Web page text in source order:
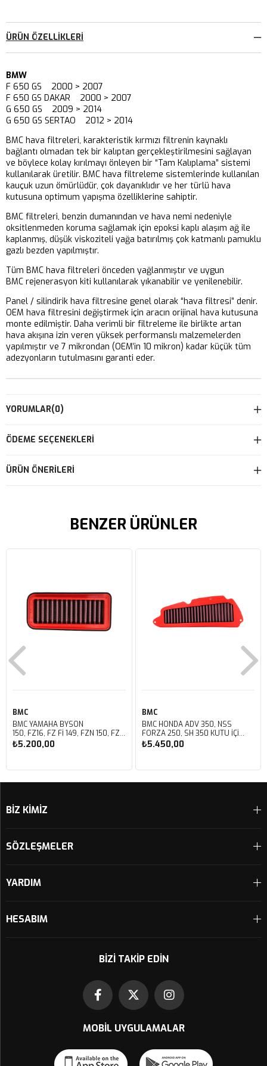
ÜRÜN ÖZELLIKLERI
BMW
F 650 GS 2000 > 2007
F 650 GS DAKAR 2000 > 2007
G 650 GS 2009 > 2014
G 650 GS SERTAO 2012 > 2014
BMC hava filtreleri, karakteristik kırmızı filtrenin kaynaklı
bağlantı olmadan tek bir kalıptan gerçekleştirilmesini sağlayan
ve böylece kolay kırılmayı önleyen bir “Tam Kalıplama” sistemi
kullanılarak üretilir. BMC hava filtreleme sistemlerinde kullanılan
kauçuk uzun ömürlüdür, çok dayanıklıdır ve her türlü hava
kutusuna optimum yapışma özelliklerine sahiptir.
BMC filtreleri, benzin dumanından ve hava nemi nedeniyle
oksitlenmeden koruma sağlamak için epoksi kaplı alaşım ağ ile
kaplanmış, düşük viskoziteli yağa batırılmış çok katmanlı pamuklu
gazlı bezden yapılmıştır.
Tüm BMC hava filtreleri önceden yağlanmıştır ve uygun
BMC rejenerasyon kiti kullanılarak yıkanabilir ve yenilenebilir.
Panel / silindirik hava filtresine genel olarak “hava filtresi” denir.
OEM hava filtresini değiştirmek için aracın orijinal hava kutusuna
monte edilmiştir. Daha verimli bir filtreleme ile birlikte artan
hava akışına izin veren yüksek performanslı malzemelerden
yapılmıştır ve 7 mikrondan (OEM’in 10 mikron) kadar küçük tüm
adezyonların tutulmasını garanti eder.
YORUMLAR(0)
ÖDEME SEÇENEKLERI
ÜRÜN ÖNERILERI
BENZER ÜRÜNLER
BMC
BMC YAMAHA BYSON
150, FZ16, FZ FI 149, FZN 150, FZS
FI V3 KUTU İÇİ PERFORMANS
HAVA FİLTRESİ FM01147
₺5.200,00
BMC
BMC HONDA ADV 350, NSS
FORZA 250, SH 350 KUTU İÇİ
PERFORMANS HAVA FİLTRESİ
₺5.450,00
BİZ KİMİZ
SÖZLEŞMELER
YARDIM
HESABIM
BIZI TAKIP EDIN
MOBIL UYGULAMALAR